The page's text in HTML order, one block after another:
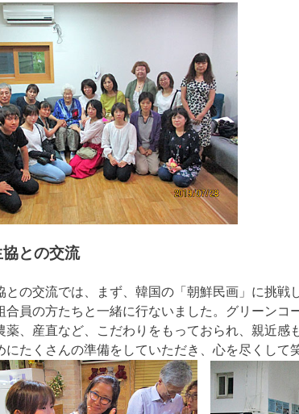
協との交流
との交流では、まず、韓国の「朝鮮民画」に挑戦
合員の方たちと一緒に行ないました。グリーン
薬、産直など、こだわりをもっておられ、親近
にたくさんの準備をしていただき、心を尽くして